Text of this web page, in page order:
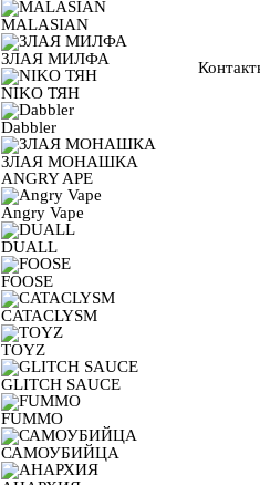
MALASIAN
ЗЛАЯ МИЛФА
NIKO ТЯН
Dabbler
ЗЛАЯ МОНАШКА
ANGRY APE
Angry Vape
DUALL
FOOSE
CATACLYSM
TOYZ
GLITCH SAUCE
FUMMO
САМОУБИЙЦА